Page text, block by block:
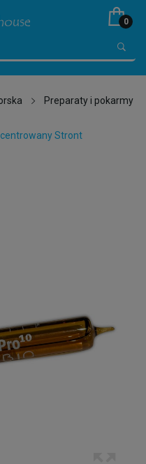
0
Preparaty i pokarmy
Stront